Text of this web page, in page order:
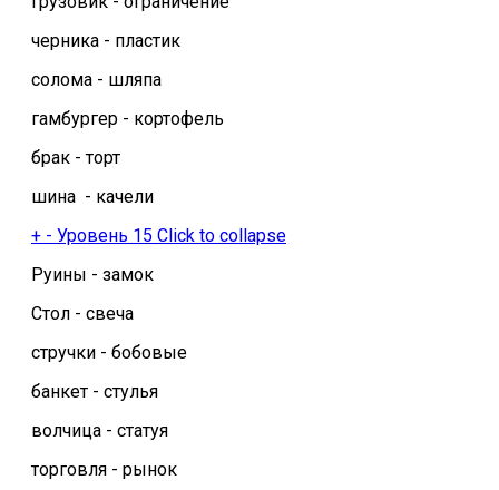
черника - пластик
солома - шляпа
гамбургер - кортофель
брак - торт
шина - качели
+ - Уровень 15 Click to collapse
Руины - замок
Стол - свеча
стручки - бобовые
банкет - стулья
волчица - статуя
торговля - рынок